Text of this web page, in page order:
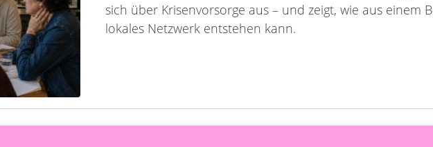
sich über Krisenvorsorge aus – und zeigt, wie aus einem
lokales Netzwerk entstehen kann.